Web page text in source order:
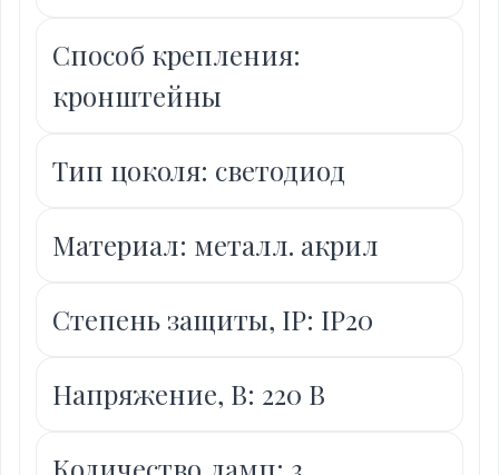
Способ крепления:
кронштейны
Тип цоколя: светодиод
Материал: металл. акрил
Степень защиты, IP: IP20
Напряжение, В: 220 В